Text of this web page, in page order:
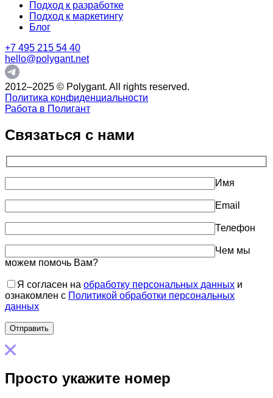
Подход к разработке
Подход к маркетингу
Блог
+7 495 215 54 40
hello@polygant.net
2012–2025 © Polygant. All rights reserved.
Политика конфиденциальности
Работа в Полигант
Связаться с нами
Имя
Email
Телефон
Чем мы
можем помочь Вам?
Я согласен на обработку персональных данных и
ознакомлен с Политикой обработки персональных
данных
Просто укажите номер